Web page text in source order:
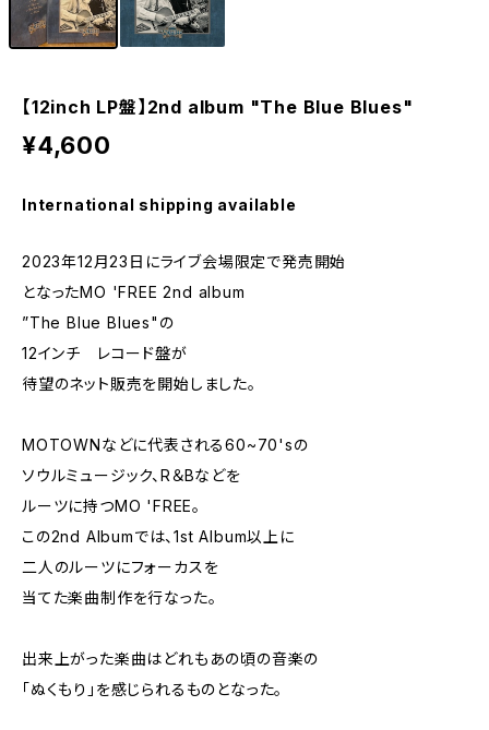
【12inch LP盤】2nd album "The Blue Blues"
¥4,600
International shipping available
2023年12月23日にライブ会場限定で発売開始
となったMO 'FREE 2nd album
”The Blue Blues"の
12インチ レコード盤が
待望のネット販売を開始しました。
MOTOWNなどに代表される60~70'sの
ソウルミュージック、R＆Bなどを
ルーツに持つMO 'FREE。
この2nd Albumでは、1st Album以上に
二人のルーツにフォーカスを
当てた楽曲制作を行なった。
出来上がった楽曲はどれもあの頃の音楽の
「ぬくもり」を感じられるものとなった。